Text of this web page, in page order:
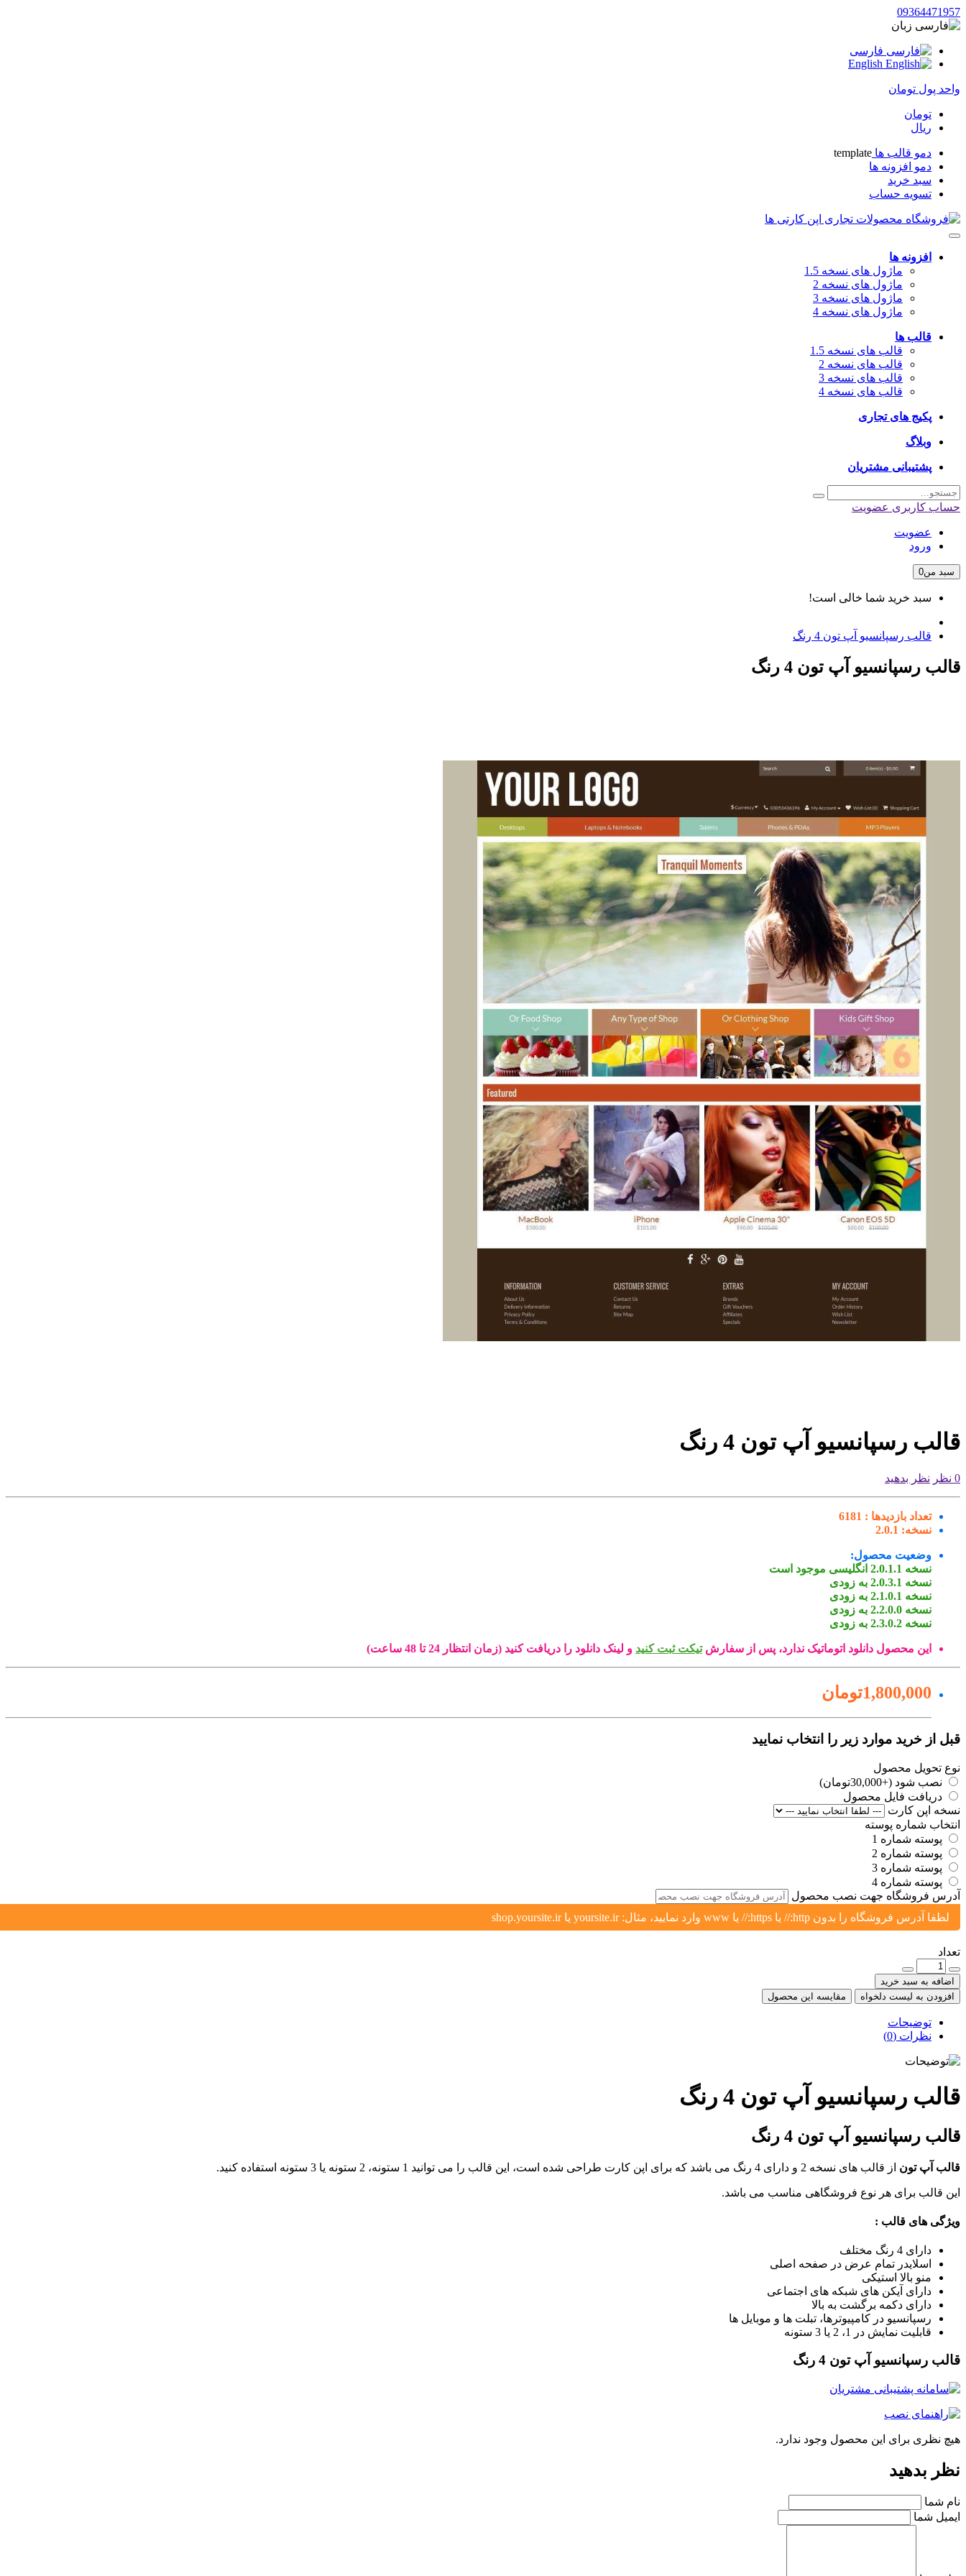
09364471957
زبان
فارسی
واحد پول تومان
تومان
ریال
دمو قالب ها template
دمو افزونه ها
سبد خرید
تسویه حساب
افزونه ها
ماژول های نسخه 1.5
ماژول های نسخه 2
ماژول های نسخه 3
ماژول های نسخه 4
قالب ها
قالب های نسخه 1.5
قالب های نسخه 2
قالب های نسخه 3
قالب های نسخه 4
پکیج های تجاری
وبلاگ
پشتیبانی مشتریان
حساب کاربری عضویت
عضویت
ورود
سبد من0
سبد خرید شما خالی است!
قالب رسپانسیو آپ تون 4 رنگ
قالب رسپانسیو آپ تون 4 رنگ
قالب رسپانسیو آپ تون 4 رنگ
0 نظر نظر بدهید
تعداد بازدیدها : 6181
نسخه: 2.0.1
وضعیت محصول:
نسخه 2.0.1.1 انگلیسی موجود است
نسخه 2.0.3.1 به زودی
نسخه 2.1.0.1 به زودی
نسخه 2.2.0.0 به زودی
نسخه 2.3.0.2 به زودی
این محصول دانلود اتوماتیک ندارد، پس از سفارشتیکت ثبت کنید و لینک دانلود را دریافت کنید (زمان انتظار 24 تا 48 ساعت)
1,800,000تومان
قبل از خرید موارد زیر را انتخاب نمایید
نوع تحویل محصول
نصب شود (+30,000تومان)
دریافت فایل محصول
نسخه اپن کارت
انتخاب شماره پوسته
پوسته شماره 1
پوسته شماره 2
پوسته شماره 3
پوسته شماره 4
آدرس فروشگاه جهت نصب محصول
لطفا آدرس فروشگاه را بدون http:// یا https:// یا www وارد نمایید، مثال: yoursite.ir یا shop.yoursite.ir
تعداد
اضافه به سبد خرید
افزودن به لیست دلخواه
مقایسه این محصول
توضیحات
نظرات (0)
قالب رسپانسیو آپ تون 4 رنگ
قالب رسپانسیو آپ تون 4 رنگ
قالب آپ تون از قالب های نسخه 2 و دارای 4 رنگ می باشد که برای اپن کارت طراحی شده است، این قالب را می توانید 1 ستونه، 2 ستونه یا 3 ستونه استفاده کنید.
این قالب برای هر نوع فروشگاهی مناسب می باشد.
ویژگی های قالب :
دارای 4 رنگ مختلف
اسلایدر تمام عرض در صفحه اصلی
منو بالا استیکی
دارای آیکن های شبکه های اجتماعی
دارای دکمه برگشت به بالا
رسپانسیو در کامپیوترها، تبلت ها و موبایل ها
قابلیت نمایش در 1، 2 یا 3 ستونه
قالب رسپانسیو آپ تون 4 رنگ
هیچ نظری برای این محصول وجود ندارد.
نظر بدهید
نام شما
ایمیل شما